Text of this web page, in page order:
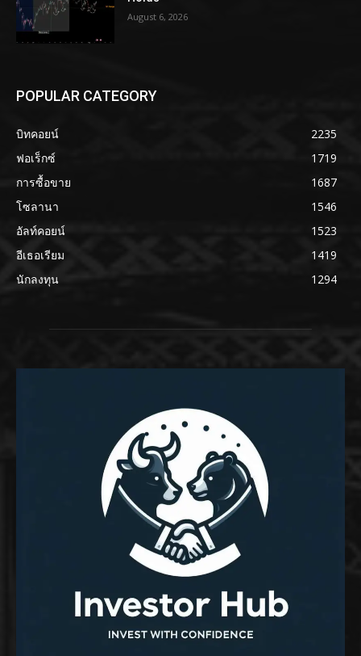
August 6, 2026
POPULAR CATEGORY
บิทคอยน์
2235
ฟอเร็กซ์
1719
การซื้อขาย
1687
โซลานา
1546
อัลท์คอยน์
1523
อีเธอเรียม
1419
นักลงทุน
1294